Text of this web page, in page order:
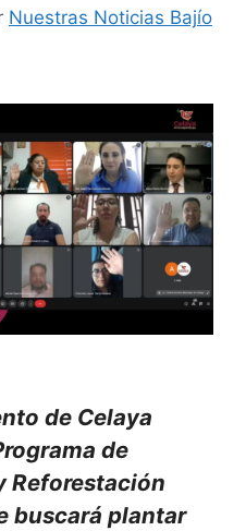
Nuestras Noticias Bajío
de Celaya
de
Reforestación
buscará plantar